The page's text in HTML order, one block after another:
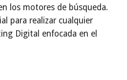
los motores de búsqueda.
para realizar cualquier
Digital enfocada en el